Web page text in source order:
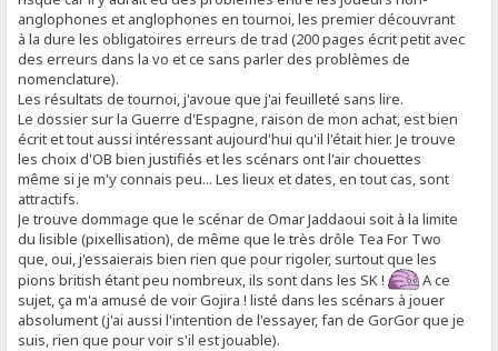
anglophones et anglophones en tournoi, les premier découvrant
à la dure les obligatoires erreurs de trad (200 pages écrit petit avec
des erreurs dans la vo et ce sans parler des problèmes de
nomenclature).
Les résultats de tournoi, j'avoue que j'ai feuilleté sans lire.
Le dossier sur la Guerre d'Espagne, raison de mon achat, est bien
écrit et tout aussi intéressant aujourd'hui qu'il l'était hier. Je trouve
les choix d'OB bien justifiés et les scénars ont l'air chouettes
même si je m'y connais peu... Les lieux et dates, en tout cas, sont
attractifs.
Je trouve dommage que le scénar de Omar Jaddaoui soit à la limite
du lisible (pixellisation), de même que le très drôle Tea For Two
que, oui, j'essaierais bien rien que pour rigoler, surtout que les
pions british étant peu nombreux, ils sont dans les SK !
A ce
sujet, ça m'a amusé de voir Gojira ! listé dans les scénars à jouer
absolument (j'ai aussi l'intention de l'essayer, fan de GorGor que je
suis, rien que pour voir s'il est jouable).